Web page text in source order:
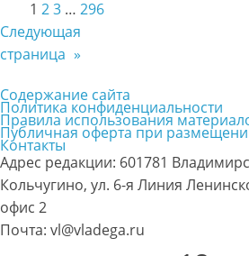
1 23 … 296
Следующая
страница »
Содержание сайта
Политика конфиденциальности
Правила использования
Публичная оферта при
Контакты
Адрес редакции: 601781
Кольчугино, ул. 6-я Линия
офис 2
Почта: vl@vladega.ru